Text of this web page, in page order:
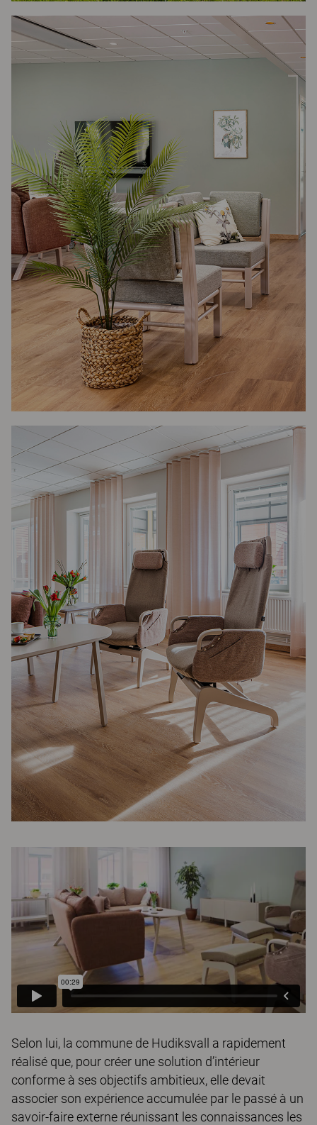
Selon lui, la commune de Hudiksvall a rapidement
réalisé que, pour créer une solution d’intérieur
conforme à ses objectifs ambitieux, elle devait
associer son expérience accumulée par le passé à un
savoir-faire externe réunissant les connaissances les